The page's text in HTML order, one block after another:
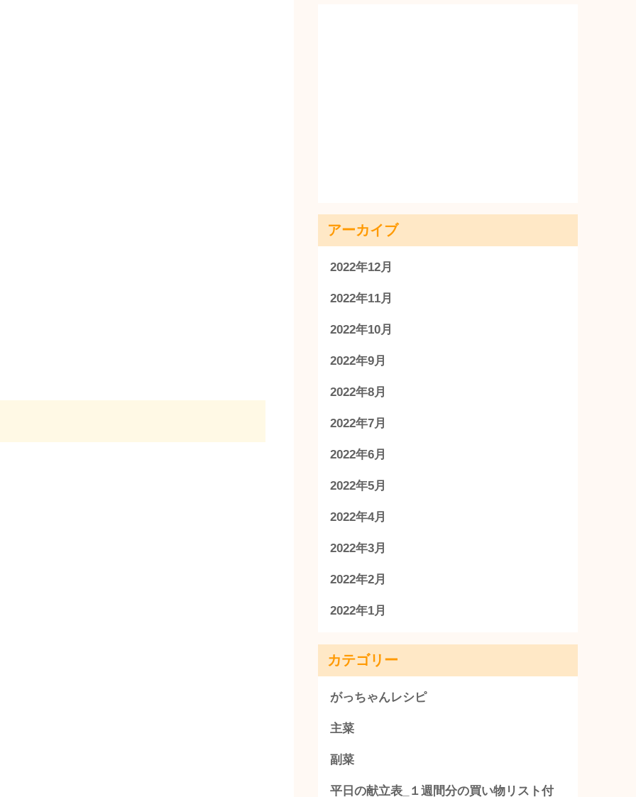
アーカイブ
2022年12月
2022年11月
2022年10月
2022年9月
2022年8月
2022年7月
2022年6月
2022年5月
2022年4月
2022年3月
2022年2月
2022年1月
カテゴリー
がっちゃんレシピ
主菜
副菜
平日の献立表_１週間分の買い物リスト付